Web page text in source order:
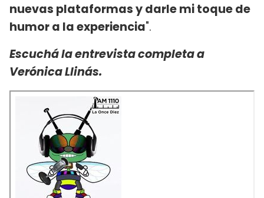
nuevas plataformas y darle mi toque de
humor a la experiencia".
Escuchá la entrevista completa a
Verónica Llinás.